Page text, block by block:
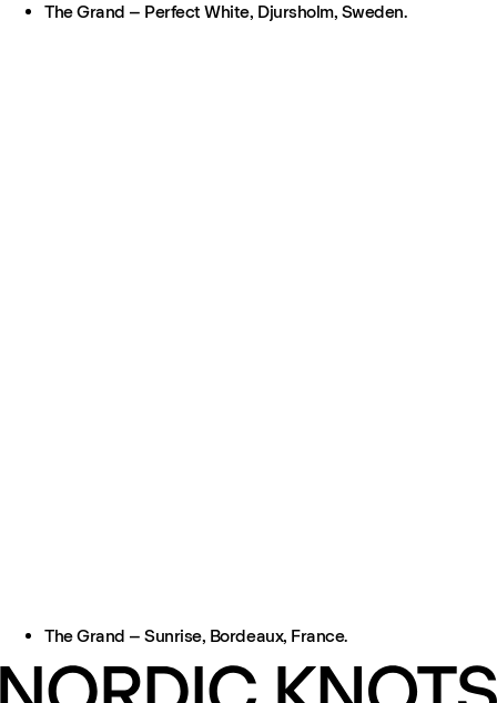
The Grand – Perfect White, Djursholm, Sweden.
The Grand – Sunrise, Bordeaux, France.